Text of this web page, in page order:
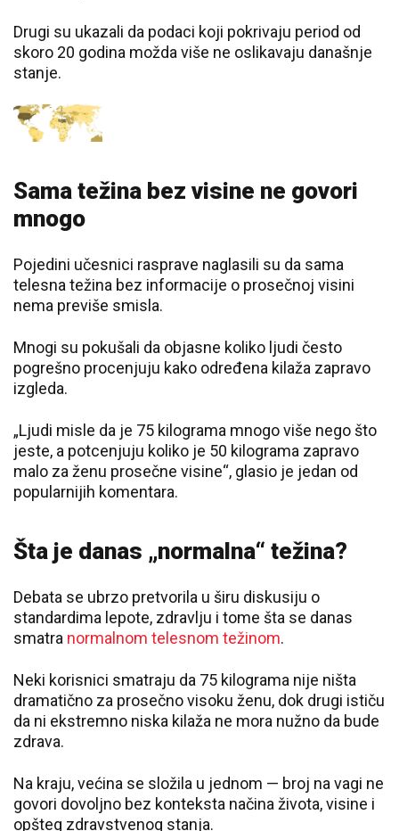
Drugi su ukazali da podaci koji pokrivaju period od
skoro 20 godina možda više ne oslikavaju današnje
stanje.
Sama težina bez visine ne govori
mnogo
Pojedini učesnici rasprave naglasili su da sama
telesna težina bez informacije o prosečnoj visini
nema previše smisla.
Mnogi su pokušali da objasne koliko ljudi često
pogrešno procenjuju kako određena kilaža zapravo
izgleda.
„Ljudi misle da je 75 kilograma mnogo više nego što
jeste, a potcenjuju koliko je 50 kilograma zapravo
malo za ženu prosečne visine“, glasio je jedan od
popularnijih komentara.
Šta je danas „normalna“ težina?
Debata se ubrzo pretvorila u širu diskusiju o
standardima lepote, zdravlju i tome šta se danas
smatra normalnom telesnom težinom.
Neki korisnici smatraju da 75 kilograma nije ništa
dramatično za prosečno visoku ženu, dok drugi ističu
da ni ekstremno niska kilaža ne mora nužno da bude
zdrava.
Na kraju, većina se složila u jednom — broj na vagi ne
govori dovoljno bez konteksta načina života, visine i
opšteg zdravstvenog stanja.